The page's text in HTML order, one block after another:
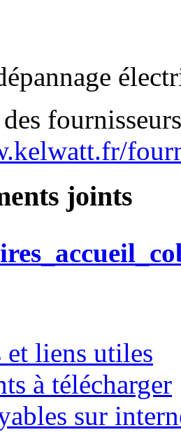
joints
et liens utiles
à télécharger
sur